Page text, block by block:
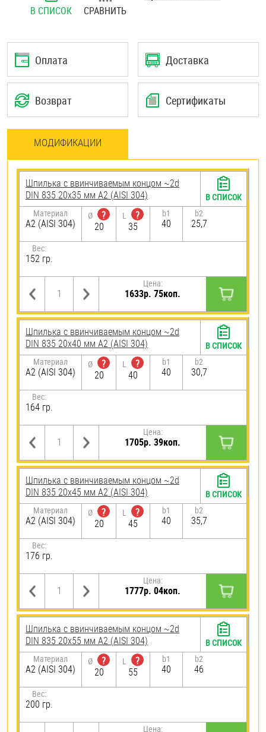
В СПИСОК СРАВНИТЬ
Оплата Доставка
Возврат Сертификаты
МОДИФИКАЦИИ
Шпилька c ввинчиваемым концом ~2d
DIN 835 20х35 мм А2 (AISI 304)
Материал
А2 (AISI 304)
Ø
?
20
L
?
35
b1
40
b2
25,7
Вес:
152 гр.
Цена:
1633р. 75коп.
В СПИСОК
Шпилька c ввинчиваемым концом ~2d
DIN 835 20х40 мм А2 (AISI 304)
Материал
А2 (AISI 304)
Ø
?
20
L
?
40
b1
40
b2
30,7
Вес:
164 гр.
Цена:
1705р. 39коп.
В СПИСОК
Шпилька c ввинчиваемым концом ~2d
DIN 835 20х45 мм А2 (AISI 304)
Материал
А2 (AISI 304)
Ø
?
20
L
?
45
b1
40
b2
35,7
Вес:
176 гр.
Цена:
1777р. 04коп.
В СПИСОК
Шпилька c ввинчиваемым концом ~2d
DIN 835 20х55 мм А2 (AISI 304)
Материал
А2 (AISI 304)
Ø
?
20
L
?
55
b1
40
b2
46
Вес:
200 гр.
Цена:
В СПИСОК